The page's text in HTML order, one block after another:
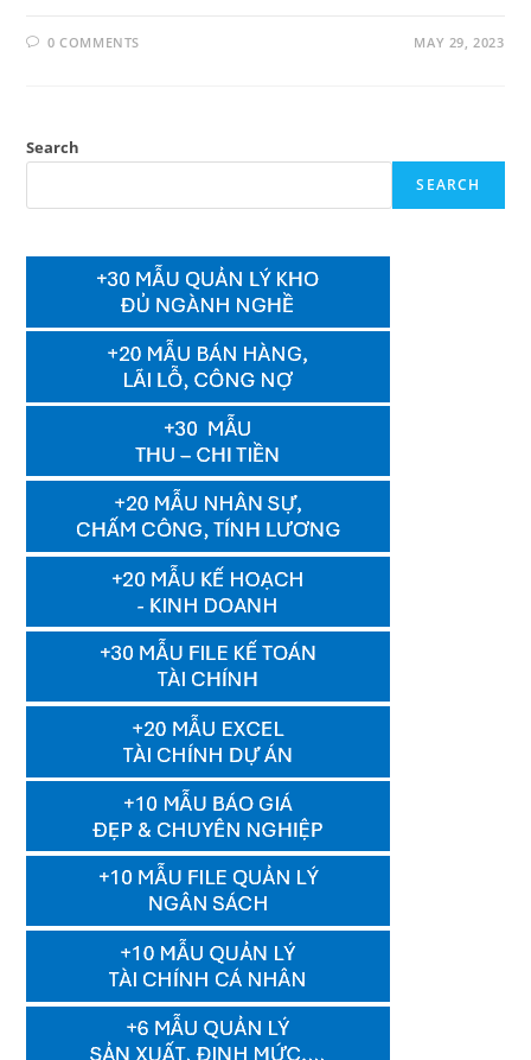
0 COMMENTS MAY 29, 2023
Search
SEARCH